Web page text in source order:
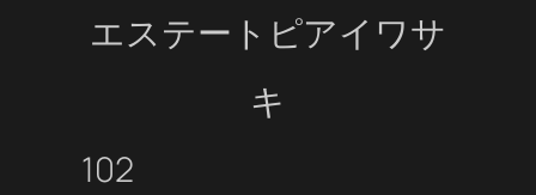
エステートピアイワサ
キ
102